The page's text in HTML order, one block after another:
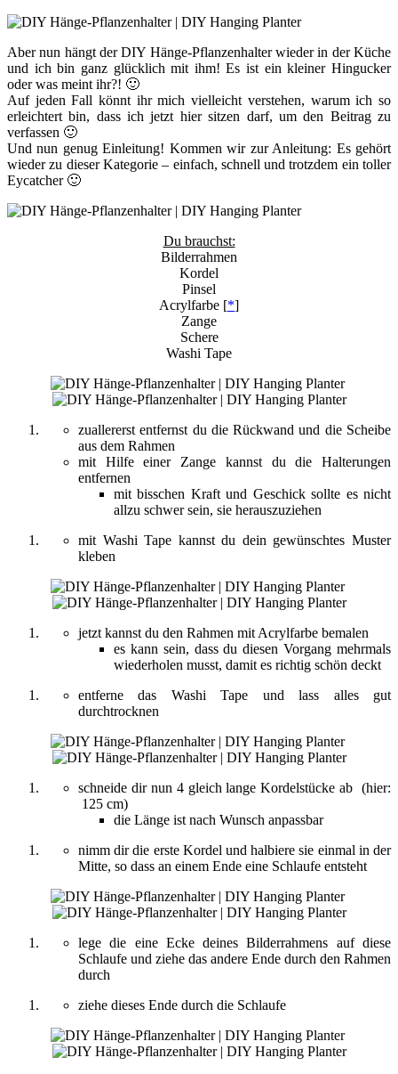
Aber nun hängt der DIY Hänge-Pflanzenhalter wieder in der Küche
und ich bin ganz glücklich mit ihm! Es ist ein kleiner Hingucker
oder was meint ihr?! 🙂
Auf jeden Fall könnt ihr mich vielleicht verstehen, warum ich so
erleichtert bin, dass ich jetzt hier sitzen darf, um den Beitrag zu
verfassen 🙂
Und nun genug Einleitung! Kommen wir zur Anleitung: Es gehört
wieder zu dieser Kategorie – einfach, schnell und trotzdem ein toller
Eycatcher 🙂
Du brauchst:
Bilderrahmen
Kordel
Pinsel
Acrylfarbe [*]
Zange
Schere
Washi Tape
zuallererst entfernst du die Rückwand und die Scheibe
aus dem Rahmen
mit Hilfe einer Zange kannst du die Halterungen
entfernen
mit bisschen Kraft und Geschick sollte es nicht
allzu schwer sein, sie herauszuziehen
mit Washi Tape kannst du dein gewünschtes Muster
kleben
jetzt kannst du den Rahmen mit Acrylfarbe bemalen
es kann sein, dass du diesen Vorgang mehrmals
wiederholen musst, damit es richtig schön deckt
entferne das Washi Tape und lass alles gut
durchtrocknen
schneide dir nun 4 gleich lange Kordelstücke ab (hier:
125 cm)
die Länge ist nach Wunsch anpassbar
nimm dir die erste Kordel und halbiere sie einmal in der
Mitte, so dass an einem Ende eine Schlaufe entsteht
lege die eine Ecke deines Bilderrahmens auf diese
Schlaufe und ziehe das andere Ende durch den Rahmen
durch
ziehe dieses Ende durch die Schlaufe